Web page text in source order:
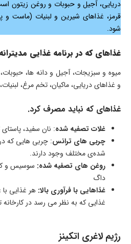
دریایی، آجیل و حبوبات و روغن زیتون
قرمز، غذاهای شیرین و لبنیات (ماست و
شود.
غذاهای که در برنامه غذایی
میوه و سبزیجات، آجیل و دانه ها،
و غذاهای دریایی، ماکیان، تخم مرغ،
غذاهای که نباید مصرف کرد.
غلات تصفیه شده: نان سفید،
چربی های ترانس: چربی هایی که
شده‌ی مختلف وجود دارند.
روغن های تصفیه شده: سوسیس و
داگ
غذاهایی با فرآوری بالا: هر غذایی با
غذایی که به نظر می رسد در
رژیم لاغری اتکینز